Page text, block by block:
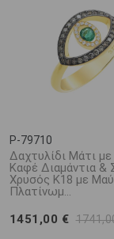
P-79710
Δαχτυλίδι Μάτι
Καφέ Διαμάντια &
Χρυσός Κ18 με
Πλατίνωμ...
1451,00 €